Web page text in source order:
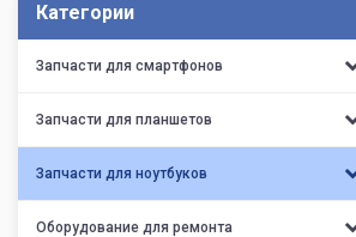
Категории
Запчасти для смартфонов
Запчасти для планшетов
Запчасти для ноутбуков
Оборудование для ремонта